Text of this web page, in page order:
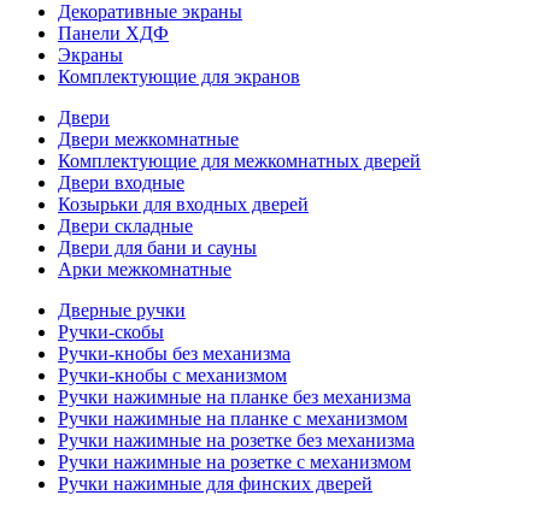
Декоративные экраны
Панели ХДФ
Экраны
Комплектующие для экранов
Двери
Двери межкомнатные
Комплектующие для межкомнатных дверей
Двери входные
Козырьки для входных дверей
Двери складные
Двери для бани и сауны
Арки межкомнатные
Дверные ручки
Ручки-скобы
Ручки-кнобы без механизма
Ручки-кнобы с механизмом
Ручки нажимные на планке без механизма
Ручки нажимные на планке с механизмом
Ручки нажимные на розетке без механизма
Ручки нажимные на розетке с механизмом
Ручки нажимные для финских дверей